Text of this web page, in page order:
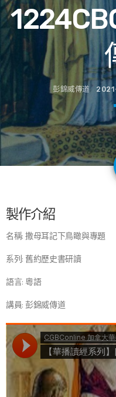
彭錦威傳道
製作介紹
名稱: 撒母耳記下鳥瞰與專題
系列: 舊約歷史書研讀
語言: 粵語
講員: 彭錦威傳道